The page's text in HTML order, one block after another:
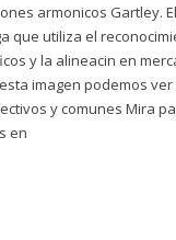
armonicos Gartley.
que utiliza el
y la alineacin en
imagen podemos
y comunes Mira
en